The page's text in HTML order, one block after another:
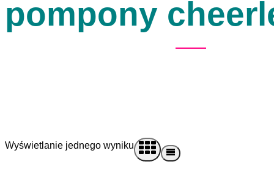
pompony
Wyświetlanie jednego wyniku